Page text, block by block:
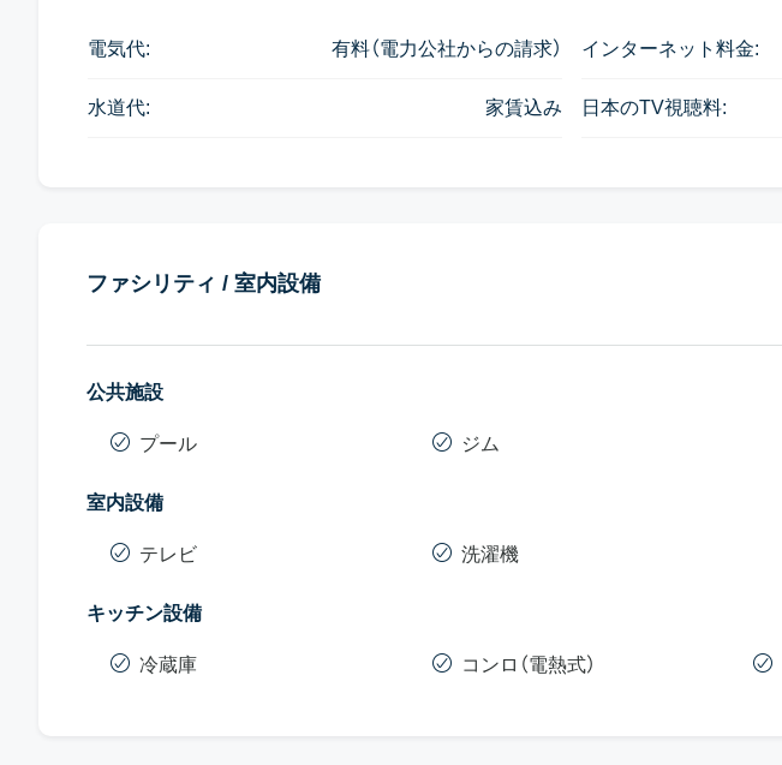
電気代: 有料（電力公社からの請求）
水道代: 家賃込み
インターネット料金:
日本のTV視聴料:
ファシリティ / 室内設備
公共施設
プール ジム
室内設備
テレビ 洗濯機
キッチン設備
冷蔵庫 コンロ（電熱式）